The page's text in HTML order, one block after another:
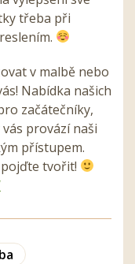
třeba při
v malbě nebo
Nabídka našich
začátečníky,
provází naši
přístupem.
tvořit!